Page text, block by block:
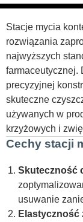
Stacje mycia
rozwiązania
najwyższych
farmaceutycznej.
precyzyjnej
skuteczne
używanych w
krzyżowych i
Cechy stacji
Skuteczność
usuwanie
Elastyczność